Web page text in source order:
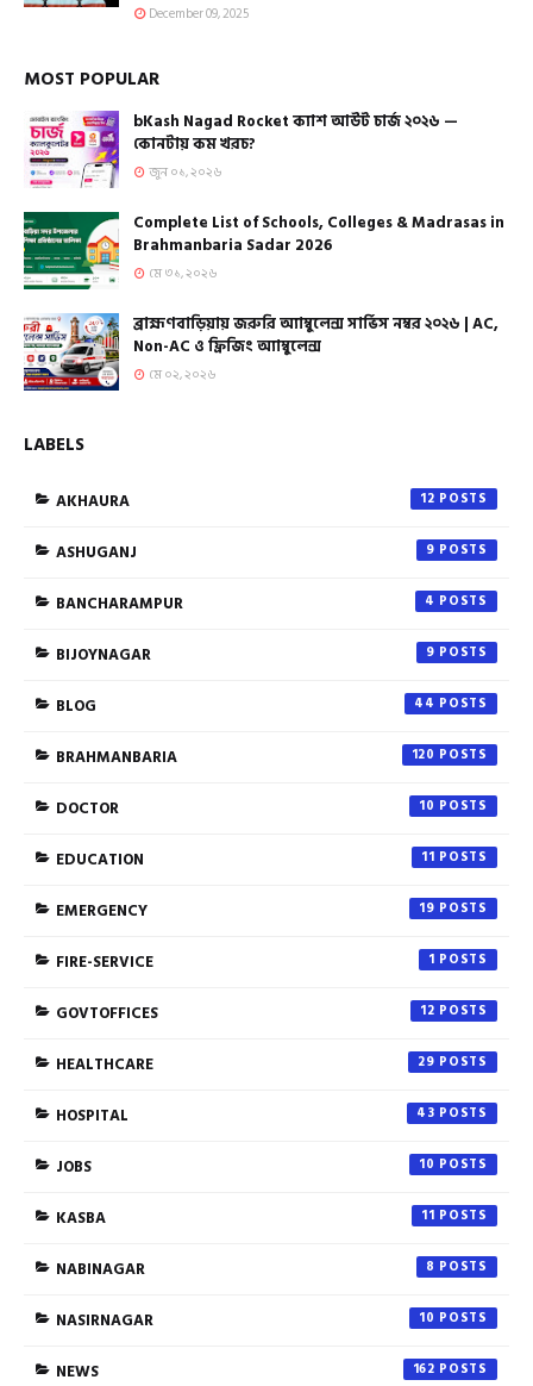
December 09, 2025
MOST POPULAR
bKash Nagad Rocket ক্যাশ আউট চার্জ ২০২৬ —
কোনটায় কম খরচ?
জুন ০১, ২০২৬
Complete List of Schools, Colleges & Madrasas in
Brahmanbaria Sadar 2026
মে ৩১, ২০২৬
ব্রাহ্মণবাড়িয়ায় জরুরি অ্যাম্বুলেন্স সার্ভিস নম্বর ২০২৬ | AC,
Non-AC ও ফ্রিজিং অ্যাম্বুলেন্স
মে ০২, ২০২৬
LABELS
AKHAURA 12
ASHUGANJ 9
BANCHARAMPUR 4
BIJOYNAGAR 9
BLOG 44
BRAHMANBARIA 120
DOCTOR 10
EDUCATION 11
EMERGENCY 19
FIRE-SERVICE 1
GOVTOFFICES 12
HEALTHCARE 29
HOSPITAL 43
JOBS 10
KASBA 11
NABINAGAR 8
NASIRNAGAR 10
NEWS 162